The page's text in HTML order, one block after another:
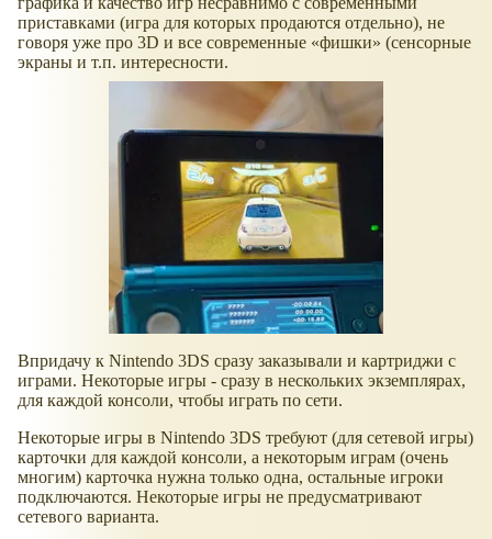
приставками (игра для которых продаются отдельно), не
говоря уже про 3D и все современные
фишки
(сенсорные
экраны и т.п. интересности.
Впридачу к Nintendo 3DS сразу заказывали и картриджи с
играми. Некоторые игры - сразу в нескольких экземплярах,
для каждой консоли, чтобы играть по сети.
Некоторые игры в Nintendo 3DS требуют (для сетевой игры)
карточки для каждой консоли, а некоторым играм (очень
многим) карточка нужна только одна, остальные игроки
подключаются. Некоторые игры не предусматривают
сетевого варианта.